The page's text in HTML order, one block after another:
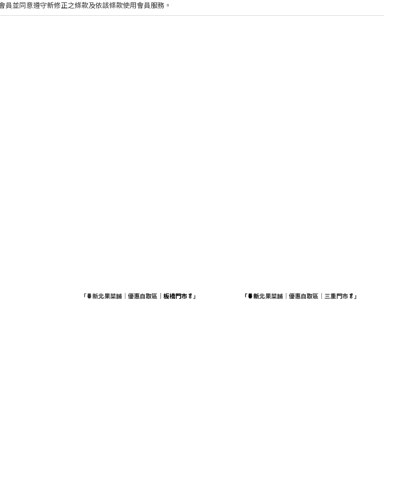
並同意遵守新修正之條款及依該條款使用會員服務。
「🍍新北果菜舖｜優惠自取區 ｜板橋門市🥬」 「🍍新北果菜舖｜優惠自取區｜三重門市🥬」